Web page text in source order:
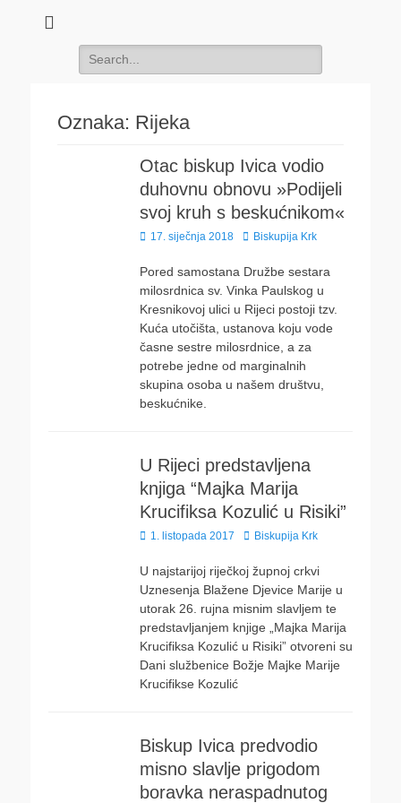
Search
for:
Oznaka: Rijeka
Otac biskup Ivica vodio
duhovnu obnovu »Podijeli
svoj kruh s beskućnikom«
Posted
17. siječnja 2018 Author
Biskupija Krk
Pored samostana Družbe sestara
milosrdnica sv. Vinka Paulskog u
Kresnikovoj ulici u Rijeci postoji tzv.
Kuća utočišta, ustanova koju vode
časne sestre milosrdnice, a za
potrebe jedne od marginalnih
skupina osoba u našem društvu,
beskućnike.
U Rijeci predstavljena
knjiga “Majka Marija
Krucifiksa Kozulić u Risiki”
Posted
1. listopada 2017 Author
Biskupija Krk
U najstarijoj riječkoj župnoj crkvi
Uznesenja Blažene Djevice Marije u
utorak 26. rujna misnim slavljem te
predstavljanjem knjige „Majka Marija
Krucifiksa Kozulić u Risiki” otvoreni su
Dani službenice Božje Majke Marije
Krucifikse Kozulić
Biskup Ivica predvodio
misno slavlje prigodom
boravka neraspadnutog